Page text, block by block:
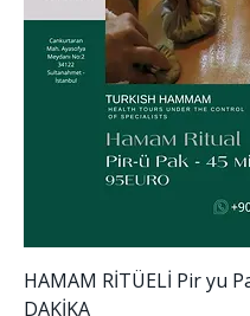
HAMAM RİTÜELİ Pir yu
DAKİKA